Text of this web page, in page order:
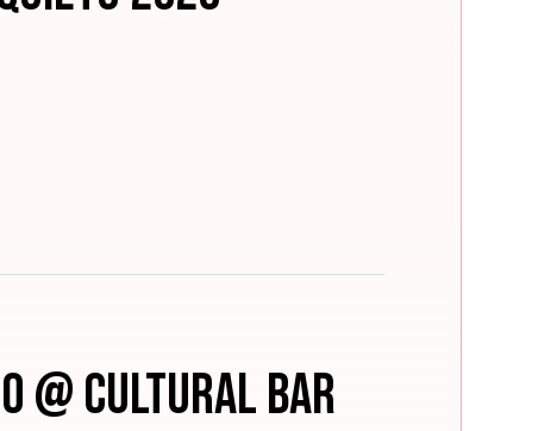
@ Cultural Bar